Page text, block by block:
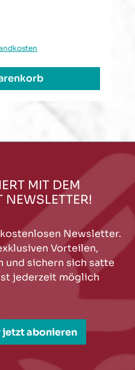
MIT DEM
NEWSLETTER!
Newsletter.
Vorteilen,
und sichern sich satte
jederzeit möglich
abonieren